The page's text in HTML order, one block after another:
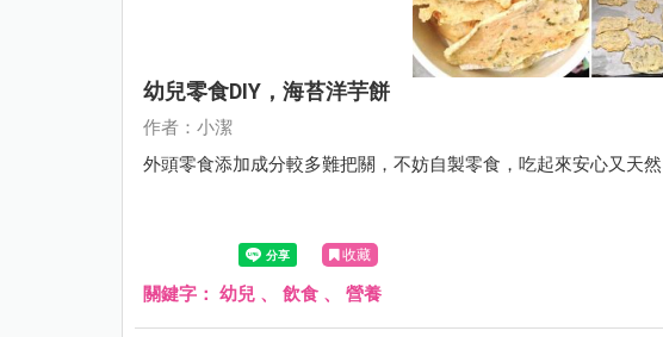
幼兒零食DIY，海苔洋芋餅
作者：小潔
外頭零食添加成分較多難把關，不妨自製零食，吃起來安心又天
收藏
關鍵字： 幼兒 、 飲食 、 營養